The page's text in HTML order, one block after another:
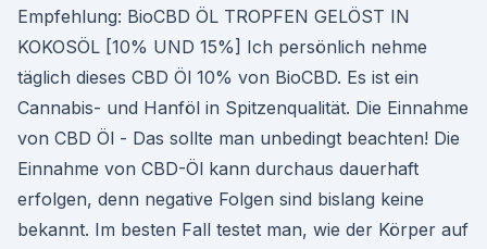
Empfehlung: BioCBD ÖL TROPFEN GELÖST IN
KOKOSÖL [10% UND 15%] Ich persönlich nehme
täglich dieses CBD Öl 10% von BioCBD. Es ist ein
Cannabis- und Hanföl in Spitzenqualität. Die Einnahme
von CBD Öl - Das sollte man unbedingt beachten! Die
Einnahme von CBD-Öl kann durchaus dauerhaft
erfolgen, denn negative Folgen sind bislang keine
bekannt. Im besten Fall testet man, wie der Körper auf